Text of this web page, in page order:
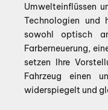
Umwelteinflüssen
Technologien und
sowohl optisch
Farberneuerung,
setzen Ihre
Fahrzeug einen
widerspiegelt und